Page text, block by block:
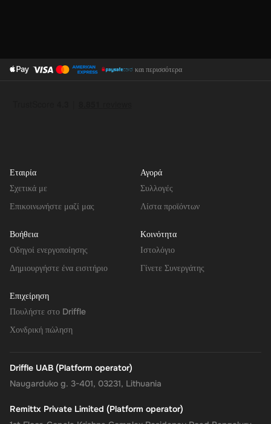
και περισσότερα
Εταιρία
Σχετικά με
Επικοινωνήστε μαζί μας
Αγορά
Συλλογές
Λίστα προϊόντων
Βοήθεια
Οδηγοί ενεργοποίησης
Δημιουργήστε ένα εισιτήριο
Κοινότητα
Ιστολόγιο
Γίνετε Συνεργάτης
Επιχείρηση
Πουλήστε στο Driffle
Χονδρική πώληση
Driffle UAB (Platform operator)
Naugarduko g. 3-401, 03231, Lithuania
Remittx Private Limited (Platform operator)